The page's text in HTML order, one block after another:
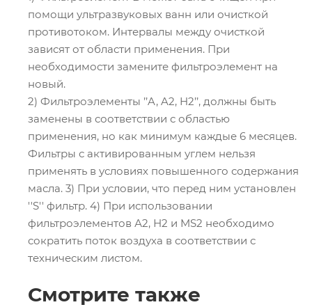
помощи ультразвуковых ванн или очисткой
противотоком. Интервалы между очисткой
зависят от области применения. При
необходимости замените фильтроэлемент на
новый.
2) Фильтроэлементы ’’A, A2, H2’’, должны быть
заменены в соответствии с областью
применения, но как минимум каждые 6 месяцев.
Фильтры с активированным углем нельзя
применять в условиях повышенного содержания
масла. 3) При условии, что перед ним установлен
''S'' фильтр. 4) При использовании
фильтроэлементов А2, Н2 и MS2 необходимо
сократить поток воздуха в соответствии с
техническим листом.
Смотрите также